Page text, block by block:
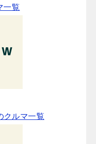
一覧
クルマ一覧